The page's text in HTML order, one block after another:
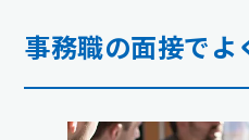
事務職の面接でよ